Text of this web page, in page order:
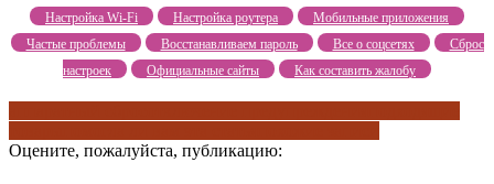
Настройка Wi-Fi Настройка роутера
Мобильные приложения
Частые проблемы
Восстанавливаем пароль Все о соцсетях
Сброс
настроек
Официальные сайты Как составить жалобу
Оцените, пожалуйста, публикацию: